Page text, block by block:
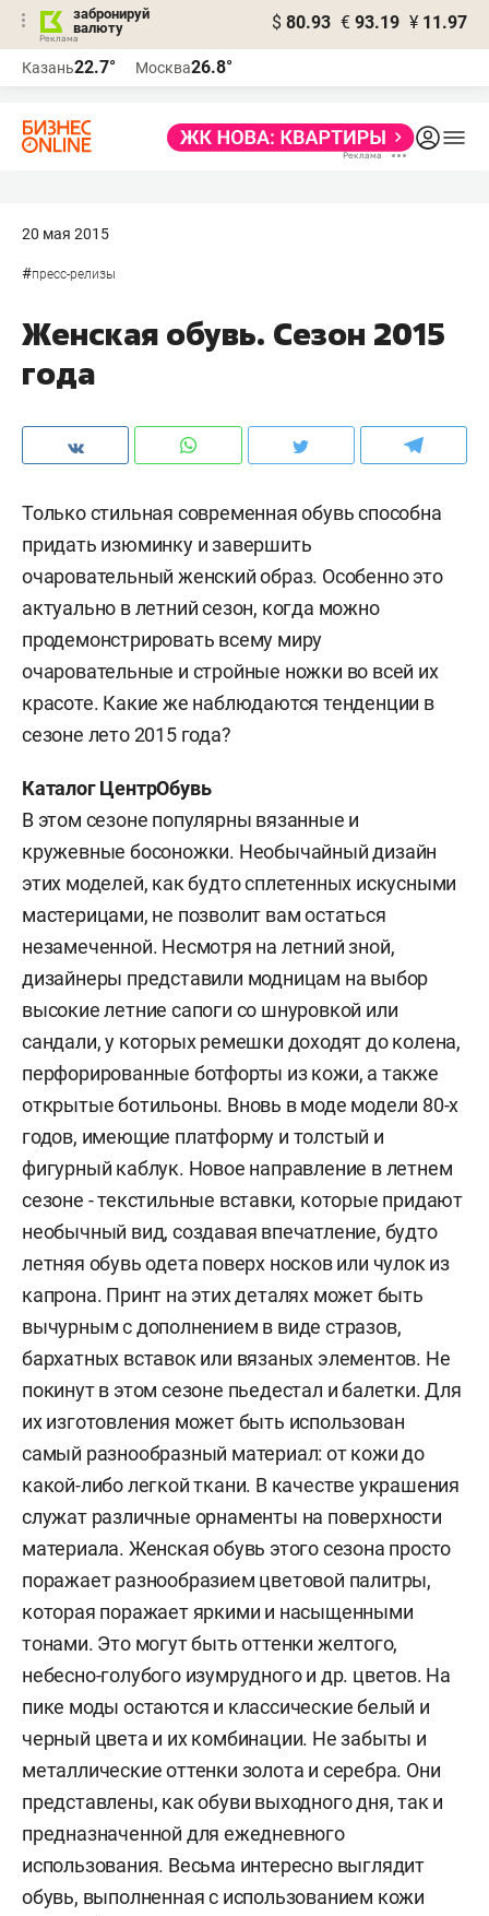
забронируй
валюту
$ 80.93 € 93.19 ¥ 11.97
Казань22.7° Москва26.8°
20 мая 2015
#пресс-релизы
Женская обувь. Сезон 2015
года
Только стильная современная обувь способна
придать изюминку и завершить
очаровательный женский образ. Особенно это
актуально в летний сезон, когда можно
продемонстрировать всему миру
очаровательные и стройные ножки во всей их
красоте. Какие же наблюдаются тенденции в
сезоне лето 2015 года?
Каталог ЦентрОбувь
В этом сезоне популярны вязанные и
кружевные босоножки. Необычайный дизайн
этих моделей, как будто сплетенных искусными
мастерицами, не позволит вам остаться
незамеченной. Несмотря на летний зной,
дизайнеры представили модницам на выбор
высокие летние сапоги со шнуровкой или
сандали, у которых ремешки доходят до колена,
перфорированные ботфорты из кожи, а также
открытые ботильоны. Вновь в моде модели 80-х
годов, имеющие платформу и толстый и
фигурный каблук. Новое направление в летнем
сезоне - текстильные вставки, которые придают
необычный вид, создавая впечатление, будто
летняя обувь одета поверх носков или чулок из
капрона. Принт на этих деталях может быть
вычурным с дополнением в виде стразов,
бархатных вставок или вязаных элементов. Не
покинут в этом сезоне пьедестал и балетки. Для
их изготовления может быть использован
самый разнообразный материал: от кожи до
какой-либо легкой ткани. В качестве украшения
служат различные орнаменты на поверхности
материала. Женская обувь этого сезона просто
поражает разнообразием цветовой палитры,
которая поражает яркими и насыщенными
тонами. Это могут быть оттенки желтого,
небесно-голубого изумрудного и др. цветов. На
пике моды остаются и классические белый и
черный цвета и их комбинации. Не забыты и
металлические оттенки золота и серебра. Они
представлены, как обуви выходного дня, так и
предназначенной для ежедневного
использования. Весьма интересно выглядит
обувь, выполненная с использованием кожи